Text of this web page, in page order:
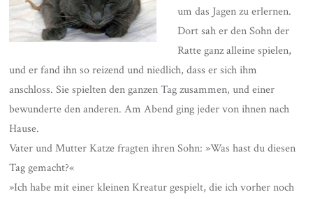
um das Jagen zu erlernen.
Dort sah er den Sohn der
Ratte ganz alleine spielen,
und er fand ihn so reizend und niedlich, dass er sich ihm
anschloss. Sie spielten den ganzen Tag zusammen, und einer
bewunderte den anderen. Am Abend ging jeder von ihnen nach
Hause.
Vater und Mutter Katze fragten ihren Sohn: »Was hast du diesen
Tag gemacht?«
»Ich habe mit einer kleinen Kreatur gespielt, die ich vorher noch